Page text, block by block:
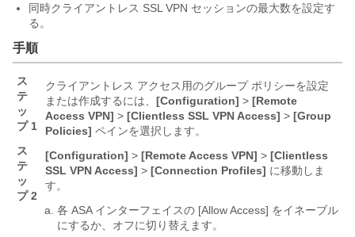
同時クライアントレス SSL VPN セッションの最大数を設定す
る。
手順
ス
テ
ッ
プ 1
クライアントレス アクセス用のグループ ポリシーを設定
または作成するには、 [Configuration] > [Remote
Access VPN] > [Clientless SSL VPN Access] > [Group
Policies] ペインを選択します。
ス
テ
ッ
プ 2
[Configuration] > [Remote Access VPN] > [Clientless
SSL VPN Access] > [Connection Profiles] に移動しま
す。
各 ASA インターフェイスの [Allow Access] をイネーブル
にするか、オフに切り替えます。